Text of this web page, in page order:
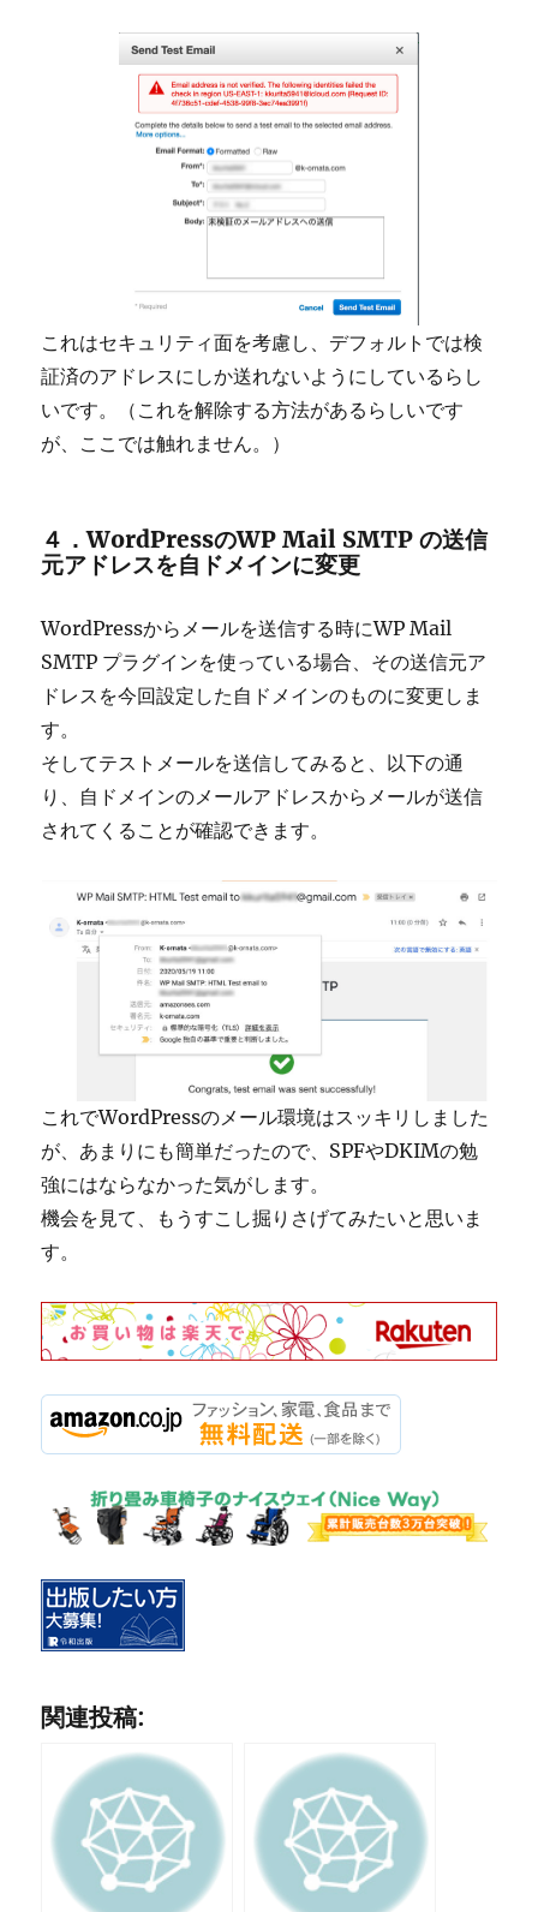
これはセキュリティ面を考慮し、デフォルトでは検
証済のアドレスにしか送れないようにしているらし
いです。（これを解除する方法があるらしいです
が、ここでは触れません。）
４．WordPressのWP Mail SMTP の送信
元アドレスを自ドメインに変更
WordPressからメールを送信する時にWP Mail
SMTP プラグインを使っている場合、その送信元ア
ドレスを今回設定した自ドメインのものに変更しま
す。
そしてテストメールを送信してみると、以下の通
り、自ドメインのメールアドレスからメールが送信
されてくることが確認できます。
これでWordPressのメール環境はスッキリしました
が、あまりにも簡単だったので、SPFやDKIMの勉
強にはならなかった気がします。
機会を見て、もうすこし掘りさげてみたいと思いま
す。
関連投稿: